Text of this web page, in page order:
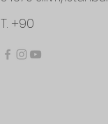
T. +90